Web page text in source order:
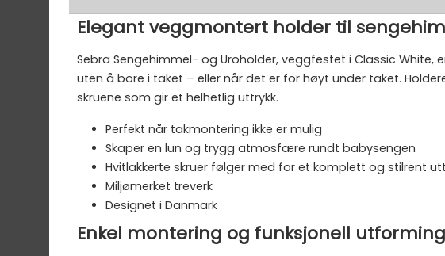
Elegant veggmontert holder til
Sebra Sengehimmel- og Uroholder, veggfestet i Classic
uten å bore i taket – eller når det er for høyt under taket.
skruene som gir et helhetlig uttrykk.
Perfekt når takmontering ikke er mulig
Skaper en lun og trygg atmosfære rundt babysengen
Hvitlakkerte skruer følger med for et komplett og stilrent
Miljømerket treverk
Designet i Danmark
Enkel montering og funksjonell utforming